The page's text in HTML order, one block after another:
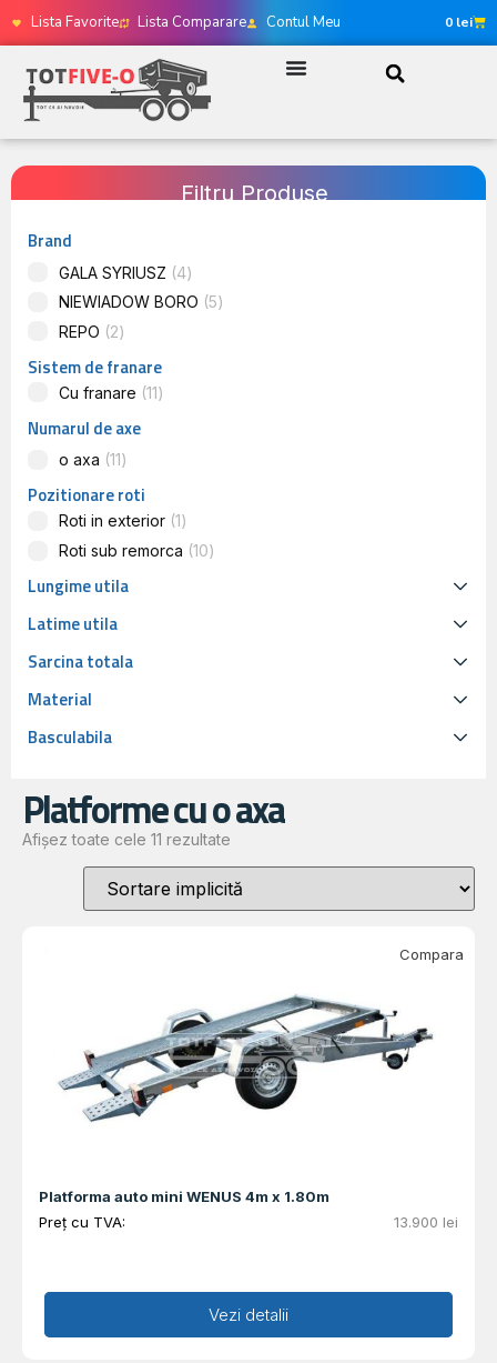
Lista Favorite Lista Comparare Contul Meu 0 lei
Filtru Produse
Brand
GALA SYRIUSZ
4
NIEWIADOW BORO 5
REPO
2
Sistem de franare
Cu franare 11
Numarul de axe
o axa 11
Pozitionare roti
Roti in exterior 1
Roti sub remorca 10
Lungime utila
Latime utila
Sarcina totala
Material
Basculabila
Platforme cu o axa
Afișez toate cele 11 rezultate
Platforma auto mini WENUS 4m x 1.80m
Preț cu TVA:
13.900 lei
Adaugă în coș
Vezi detalii
Compara